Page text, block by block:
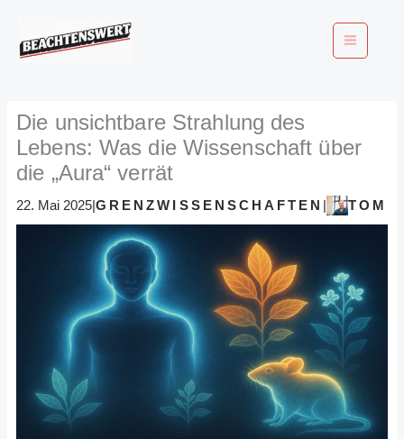
springen
Die unsichtbare Strahlung des
Lebens: Was die Wissenschaft über
die „Aura“ verrät
22. Mai 2025|GRENZWISSENSCHAFTEN | TOM